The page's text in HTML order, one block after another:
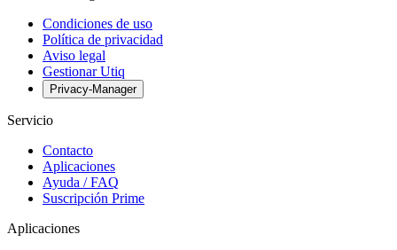
Condiciones de uso
Política de privacidad
Aviso legal
Gestionar Utiq
Privacy-Manager
Servicio
Contacto
Aplicaciones
Ayuda / FAQ
Suscripción Prime
Aplicaciones